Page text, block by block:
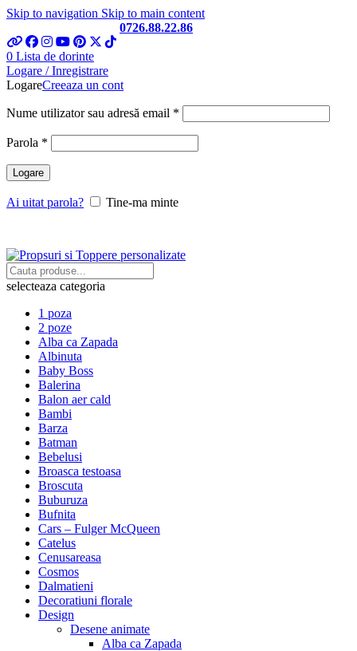
Skip to navigation Skip to main content
0726.88.22.86
0 Lista de dorinte
Logare / Inregistrare
LogareCreeaza un cont
Nume utilizator sau adresă email *
Parola *
Logare
Ai uitat parola? Tine-ma minte
selecteaza categoria
1 poza
2 poze
Alba ca Zapada
Albinuta
Baby Boss
Balerina
Balon aer cald
Bambi
Barza
Batman
Bebelusi
Broasca testoasa
Broscuta
Buburuza
Bufnita
Cars – Fulger McQueen
Catelus
Cenusareasa
Cosmos
Dalmatieni
Decoratiuni florale
Design
Desene animate
Alba ca Zapada